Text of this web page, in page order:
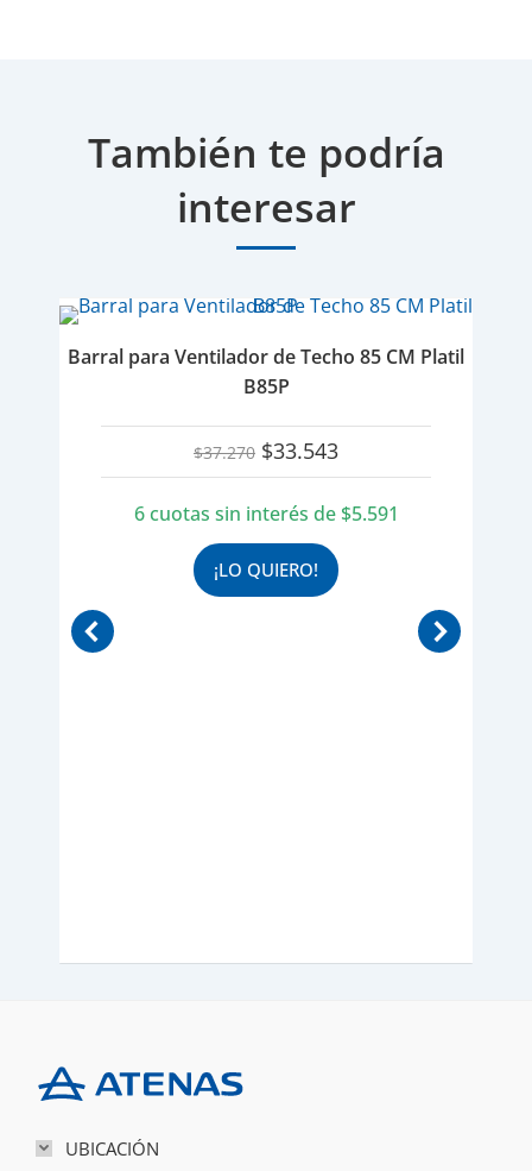
También te podría
interesar
Barral para Ventilador de Techo 85 CM Platil
B85P
$37.270 El
precio
era:
$37.270.
$33.543El
precio
es:
6 cuotas sin interés de $5.591
¡LO QUIERO!
UBICACIÓN